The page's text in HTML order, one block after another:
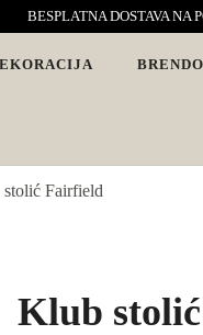
BESPLATNA DOSTAVA NA
s karakterom
Fairfield
Klub